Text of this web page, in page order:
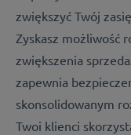
zwiększyć Twój
Zyskasz możliwość
zwiększenia
zapewnia
skonsolidowanym
Twoi klienci